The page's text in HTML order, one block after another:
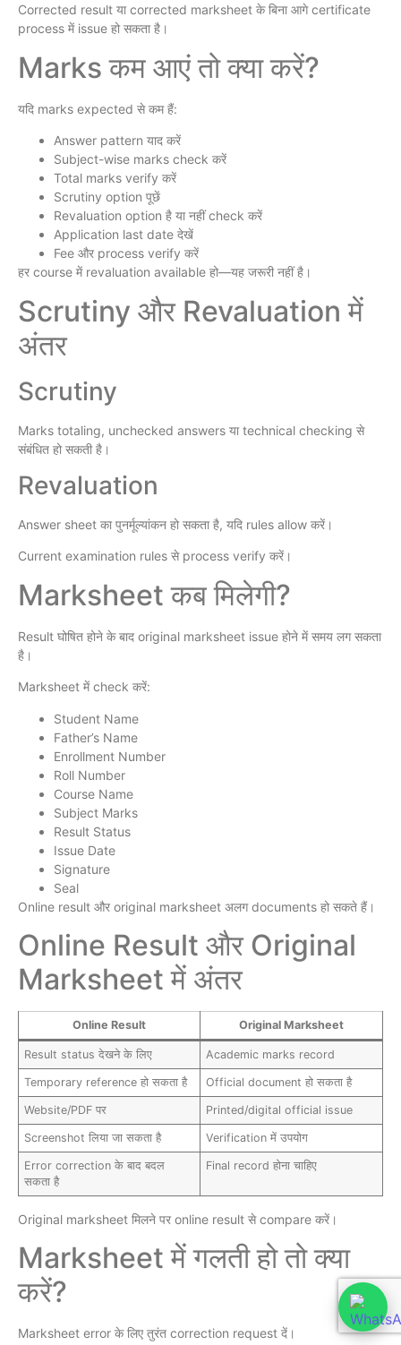
Corrected result या corrected marksheet के बिना आगे certificate
process में issue हो सकता है।
Marks कम आएं तो क्या करें?
यदि marks expected से कम हैं:
Answer pattern याद करें
Subject-wise marks check करें
Total marks verify करें
Scrutiny option पूछें
Revaluation option है या नहीं check करें
Application last date देखें
Fee और process verify करें
हर course में revaluation available हो—यह जरूरी नहीं है।
Scrutiny और Revaluation में
अंतर
Scrutiny
Marks totaling, unchecked answers या technical checking से
संबंधित हो सकती है।
Revaluation
Answer sheet का पुनर्मूल्यांकन हो सकता है, यदि rules allow करें।
Current examination rules से process verify करें।
Marksheet कब मिलेगी?
Result घोषित होने के बाद original marksheet issue होने में समय लग सकता
है।
Marksheet में check करें:
Student Name
Father’s Name
Enrollment Number
Roll Number
Course Name
Subject Marks
Result Status
Issue Date
Signature
Seal
Online result और original marksheet अलग documents हो सकते हैं।
Online Result और Original
Marksheet में अंतर
Online Result Original Marksheet
Result status देखने के लिए Academic marks record
Temporary reference हो सकता है Official document हो सकता है
Website/PDF पर Printed/digital official issue
Screenshot लिया जा सकता है Verification में उपयोग
Error correction के बाद बदल
सकता है
Final record होना चाहिए
Original marksheet मिलने पर online result से compare करें।
Marksheet में गलती हो तो क्या
करें?
Marksheet error के लिए तुरंत correction request दें।